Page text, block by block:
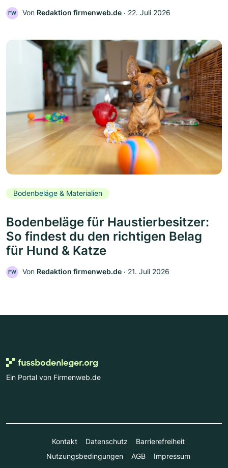
FW Von Redaktion firmenweb.de ‧ 22. Juli 2026
Bodenbeläge & Materialien
Bodenbeläge für Haustierbesitzer:
So findest du den richtigen Belag
für Hund & Katze
FW Von Redaktion firmenweb.de ‧ 21. Juli 2026
Ein Portal von Firmenweb.de
Kontakt Datenschutz
Barrierefreiheit
Nutzungsbedingungen
AGB Impressum